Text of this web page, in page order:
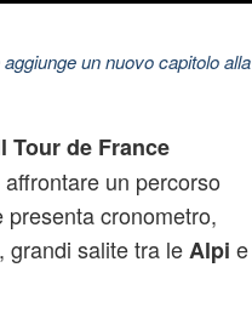
un nuovo capitolo alla
Tour de France
un percorso
cronometro,
grandi salite tra leAlpi e